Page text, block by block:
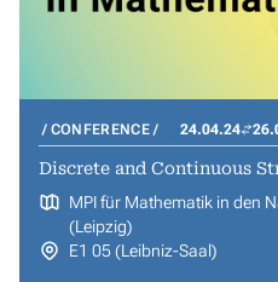
CONFERENCE 24.04.24
Discrete and Continuous
MPI für Mathematik in den
(Leipzig)
E1 05 (Leibniz-Saal)